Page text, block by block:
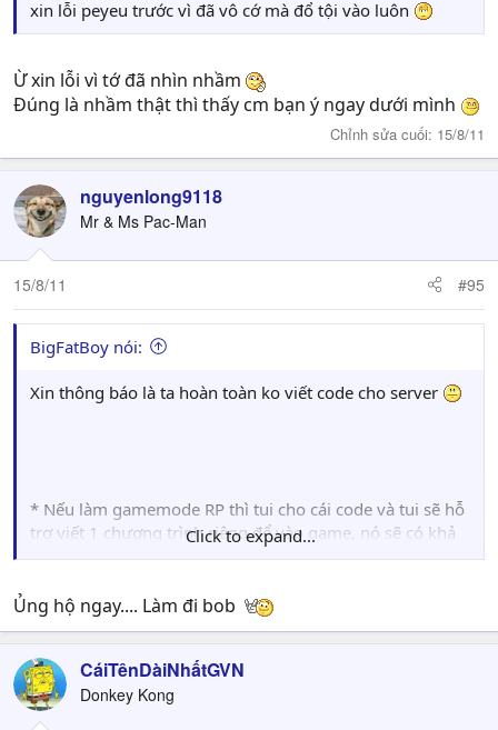
xin lỗi peyeu trước vì đã vô cớ mà đổ tội vào luôn
Ừ xin lỗi vì tớ đã nhìn nhầm
Đúng là nhầm thật thì thấy cm bạn ý ngay dưới mình
Chỉnh sửa cuối: 15/8/11
nguyenlong9118
Mr & Ms Pac-Man
15/8/11 #95
BigFatBoy nói:
Xin thông báo là ta hoàn toàn ko viết code cho server
* Nếu làm gamemode RP thì tui cho cái code và tui sẽ hỗ
trợ viết 1 chương trình riêng để vào game, nó sẽ có khả
năng chống sử dụng CLEO, s0biet, nó sẽ giống như 1
thống đăng nhập riêng......
Click to expand...
Ủng hộ ngay.... Làm đi bob
CáiTênDàiNhấtGVN
Donkey Kong